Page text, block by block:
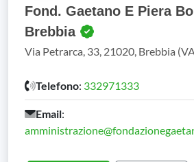
Fond. Gaetano E Piera
Brebbia
Via Petrarca, 33, 21020, Brebbia
Telefono: 332971333
Email: